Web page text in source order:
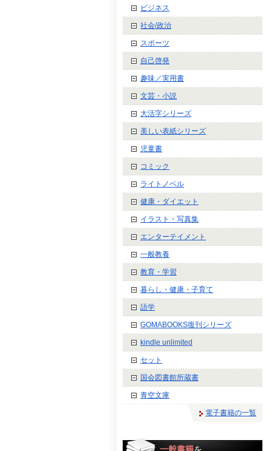
ビジネス
社会/政治
スポーツ
自己啓発
趣味／実用書
文芸・小説
大活字シリーズ
美しい表紙シリーズ
児童書
コミック
ライトノベル
健康・ダイエット
イラスト・写真集
エンターテイメント
一般教養
教育・学習
暮らし・健康・子育て
語学
GOMABOOKS復刊シリーズ
kindle unlimited
セット
国会図書館所蔵書
青空文庫
電子書籍の一覧
一般書籍を